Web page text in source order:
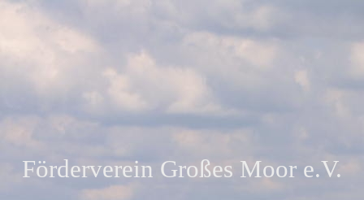
Förderverein Großes Moor e.V.